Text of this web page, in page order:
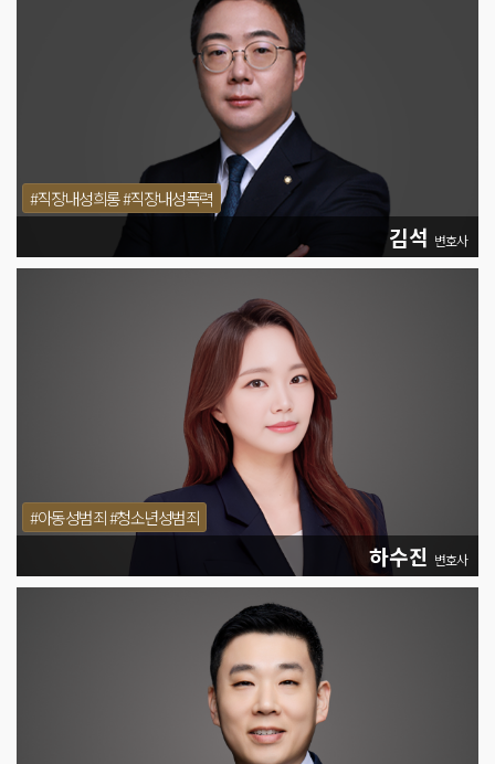
#직장내성희롱 #직장내성폭력
김석 변호사
#아동성범죄 #청소년성범죄
하수진 변호사